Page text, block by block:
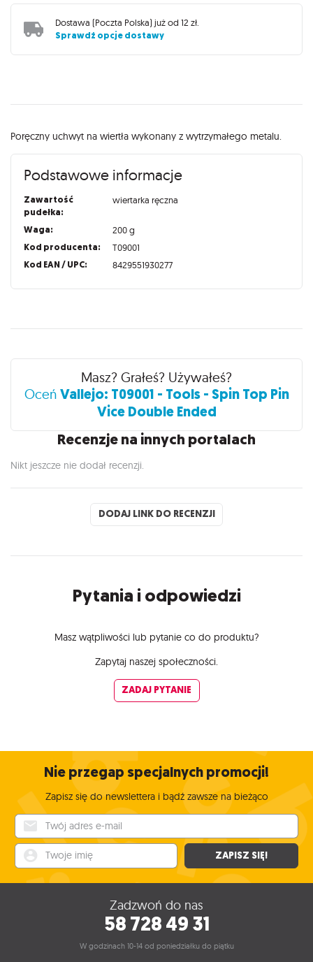
Dostawa (Poczta Polska) już od 12 zł.
Sprawdź opcje dostawy
Opis
Poręczny uchwyt na wiertła wykonany z wytrzymałego metalu.
Podstawowe informacje
Zawartość
pudełka:
wiertarka ręczna
Waga: 200 g
Kod producenta: T09001
Kod EAN / UPC: 8429551930277
Recenzje
Masz? Grałeś? Używałeś?
Oceń Vallejo: T09001 - Tools - Spin Top Pin
Vice Double Ended
Recenzje na innych portalach
Nikt jeszcze nie dodał recenzji.
DODAJ LINK DO RECENZJI
Pytania i odpowiedzi
Masz wątpliwości lub pytanie co do produktu?
Zapytaj naszej społeczności.
ZADAJ PYTANIE
Nie przegap specjalnych promocji!
Zapisz się do newslettera i bądź zawsze na bieżąco
ZAPISZ SIĘ!
Zadzwoń do nas
58 728 49 31
W godzinach 10-14 od poniedziałku do piątku